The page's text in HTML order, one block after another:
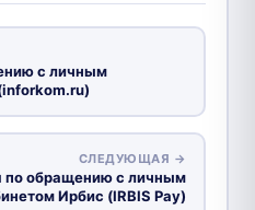
с личным
СЛЕДУЮЩАЯ →
по обращению с личным
Ирбис (IRBIS Pay)